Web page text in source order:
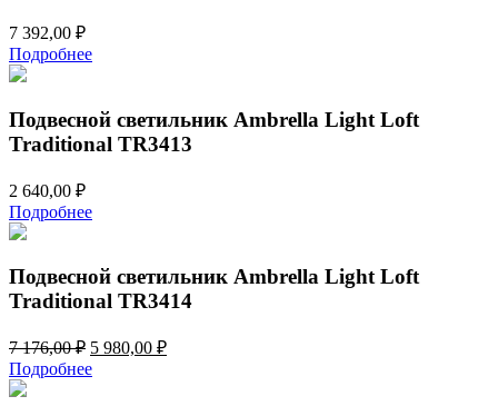
7 392,00 ₽
Подробнее
Подвесной светильник Ambrella Light Loft
Traditional TR3413
2 640,00 ₽
Подробнее
Подвесной светильник Ambrella Light Loft
Traditional TR3414
7 176,00₽ Первоначальная
цена
составляла
5 980,00 ₽Текущая
Подробнее